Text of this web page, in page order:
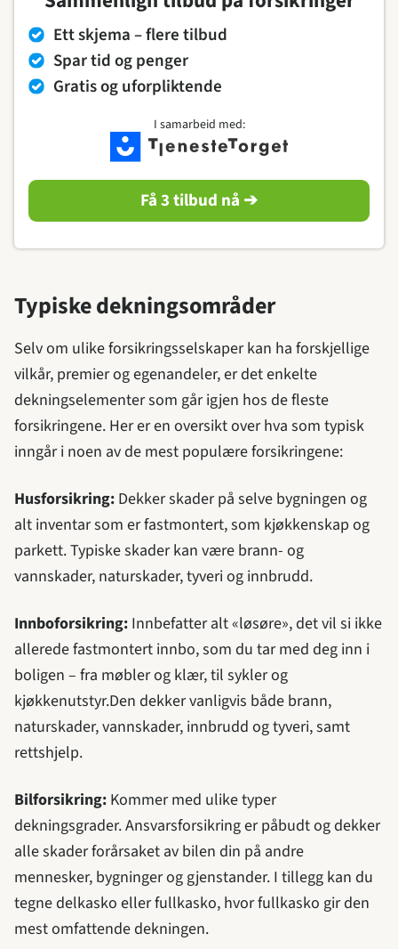
Ett skjema – flere tilbud
Spar tid og penger
Gratis og uforpliktende
I samarbeid med:
Få 3 tilbud nå ➔
Typiske dekningsområder
Selv om ulike forsikringsselskaper kan ha forskjellige
vilkår, premier og egenandeler, er det enkelte
dekningselementer som går igjen hos de fleste
forsikringene. Her er en oversikt over hva som typisk
inngår i noen av de mest populære forsikringene:
Husforsikring: Dekker skader på selve bygningen og
alt inventar som er fastmontert, som kjøkkenskap og
parkett. Typiske skader kan være brann- og
vannskader, naturskader, tyveri og innbrudd.
Innboforsikring: Innbefatter alt «løsøre», det vil si ikke
allerede fastmontert innbo, som du tar med deg inn i
boligen – fra møbler og klær, til sykler og
kjøkkenutstyr.Den dekker vanligvis både brann,
naturskader, vannskader, innbrudd og tyveri, samt
rettshjelp.
Bilforsikring: Kommer med ulike typer
dekningsgrader. Ansvarsforsikring er påbudt og dekker
alle skader forårsaket av bilen din på andre
mennesker, bygninger og gjenstander. I tillegg kan du
tegne delkasko eller fullkasko, hvor fullkasko gir den
mest omfattende dekningen.